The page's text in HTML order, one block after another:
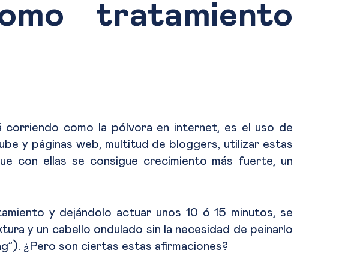
tratamiento
corriendo como la pólvora en internet, es el uso de
y páginas web, multitud de bloggers, utilizar estas
con ellas se consigue crecimiento más fuerte, un
y dejándolo actuar unos 10 ó 15 minutos, se
y un cabello ondulado sin la necesidad de peinarlo
¿Pero son ciertas estas afirmaciones?